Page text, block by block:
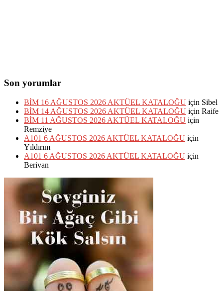
Son yorumlar
BİM 16 AĞUSTOS 2026 AKTÜEL KATALOĞU için Sibel
BİM 14 AĞUSTOS 2026 AKTÜEL KATALOĞU için Raife
BİM 11 AĞUSTOS 2026 AKTÜEL KATALOĞU için
Remziye
A101 6 AĞUSTOS 2026 AKTÜEL KATALOĞU için
Yıldırım
A101 6 AĞUSTOS 2026 AKTÜEL KATALOĞU için
Berivan